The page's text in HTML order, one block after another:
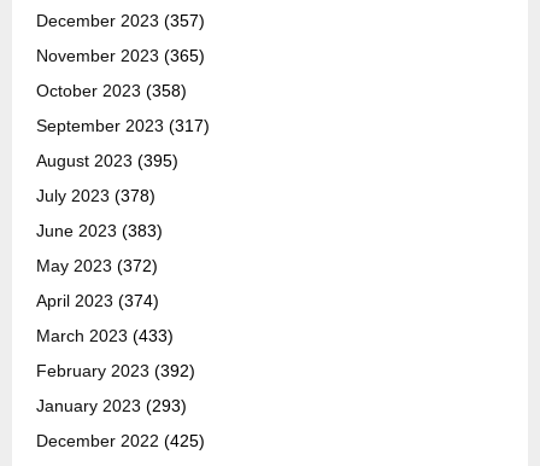
December 2023 (357)
November 2023 (365)
October 2023 (358)
September 2023 (317)
August 2023 (395)
July 2023 (378)
June 2023 (383)
May 2023 (372)
April 2023 (374)
March 2023 (433)
February 2023 (392)
January 2023 (293)
December 2022 (425)